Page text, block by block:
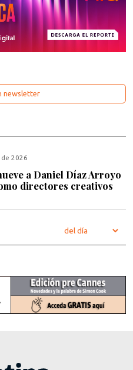
newsletter
2026
a Daniel Díaz Arroyo
directores creativos